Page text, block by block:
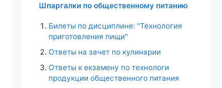
Шпаргалки по общественному питанию
Билеты по дисциплине: "Технология
приготовления пищи"
Ответы на зачет по кулинарии
Ответы к екзамену по технологи
продукции общественного питания